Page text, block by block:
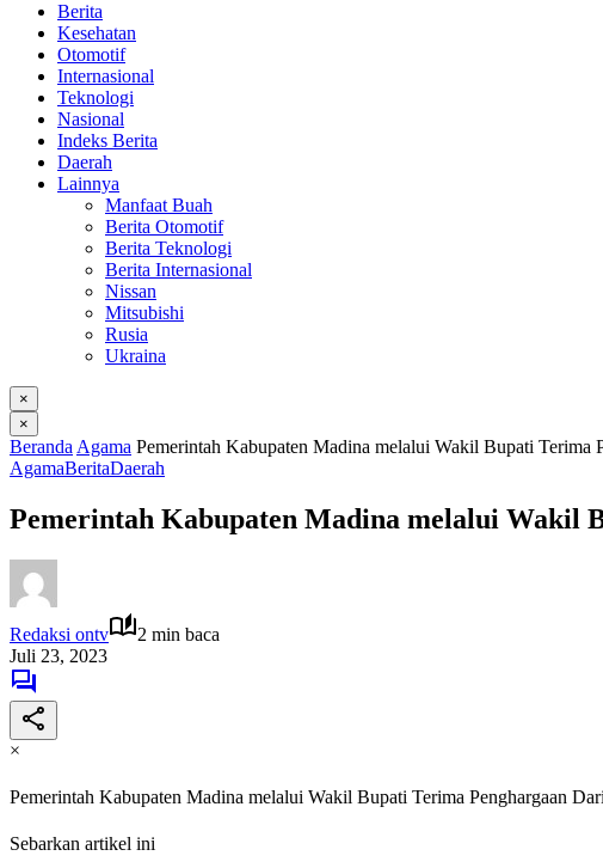
Berita
Kesehatan
Otomotif
Internasional
Teknologi
Nasional
Indeks Berita
Daerah
Lainnya
Manfaat Buah
Berita Otomotif
Berita Teknologi
Berita Internasional
Nissan
Mitsubishi
Rusia
Ukraina
×
×
Beranda Agama Pemerintah Kabupaten Madina melalui Wakil Bupati Terima
AgamaBeritaDaerah
Pemerintah Kabupaten Madina melalui Wakil
Redaksi ontv
2 min baca
Juli 23, 2023
×
Pemerintah Kabupaten Madina melalui Wakil Bupati Terima Penghargaan
Sebarkan artikel ini